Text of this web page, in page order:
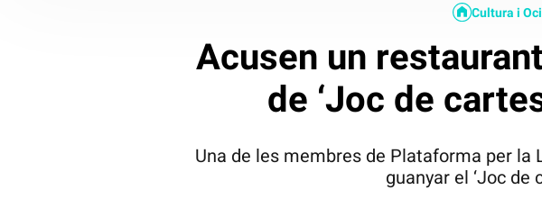
Cultura i Oci
Acusen un
de ‘Joc de
Una de les membres de Plataforma per la
guanyar el ‘Joc de